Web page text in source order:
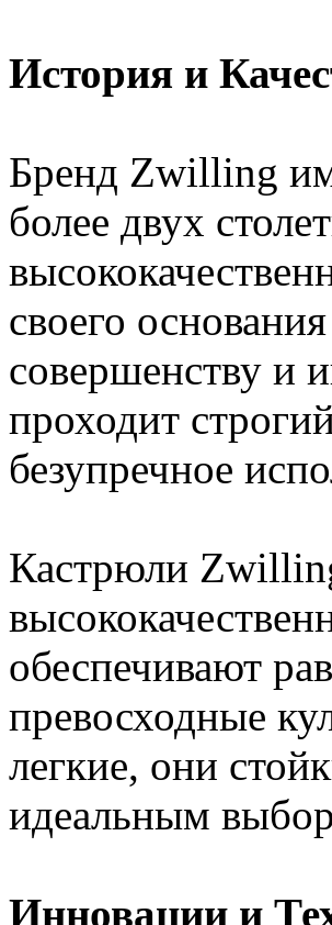
История и
Бренд Zwilling
более двух
своего
совершенству и
проходит
безупречное
Кастрюли
обеспечивают
превосходные
легкие, они
идеальным
Инновации и